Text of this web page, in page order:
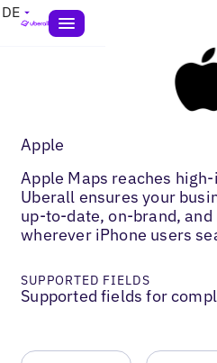
DE
Apple
Apple Maps reaches
Uberall ensures your
up-to-date, on-brand,
wherever iPhone users
SUPPORTED FIELDS
Supported fields for